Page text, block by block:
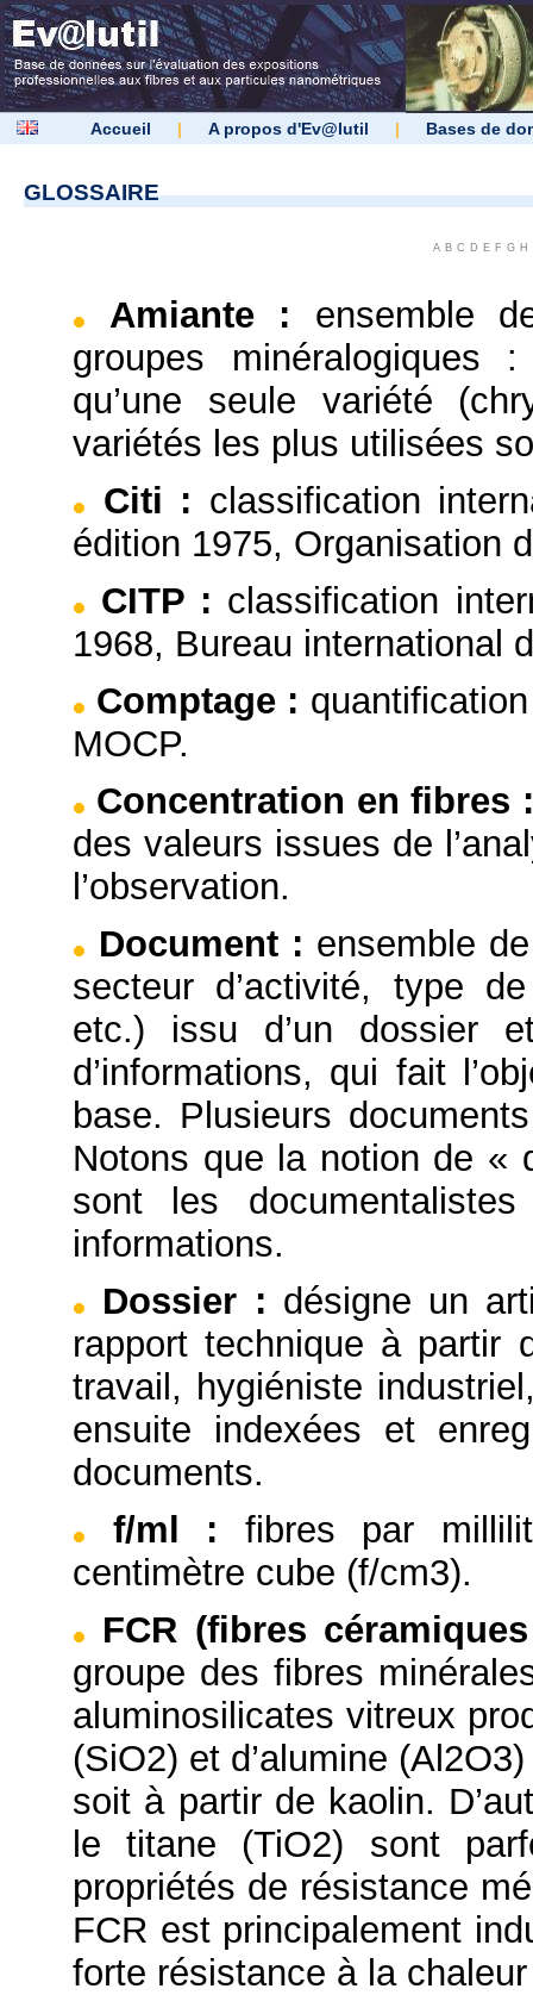
Accueil | A propos d'Ev@lutil | Bases de
GLOSSAIRE
A B C D E F G H
Amiante:
ensemble
groupes minéralogiques
qu’une seule variété
variétés les plus utilisées
Citi : classification
édition 1975, Organisation
CITP : classification
1968, Bureau international
Comptage :
MOCP.
Concentration en fibres :
des valeurs issues de
l’observation.
Document : ensemble
secteur d’activité, type
etc.) issu d’un dossier
d’informations, qui fait
base. Plusieurs
Notons que la notion de «
sont les
informations.
Dossier : désigne un
rapport technique à partir
travail, hygiéniste
ensuite indexées et
documents.
f/ml :
fibres par
centimètre cube (f/cm3).
FCR (fibres
groupe des fibres
aluminosilicates vitreux
(SiO2) et d’alumine
soit à partir de kaolin.
le titane (TiO2) sont
propriétés de résistance
FCR est principalement
forte résistance à la